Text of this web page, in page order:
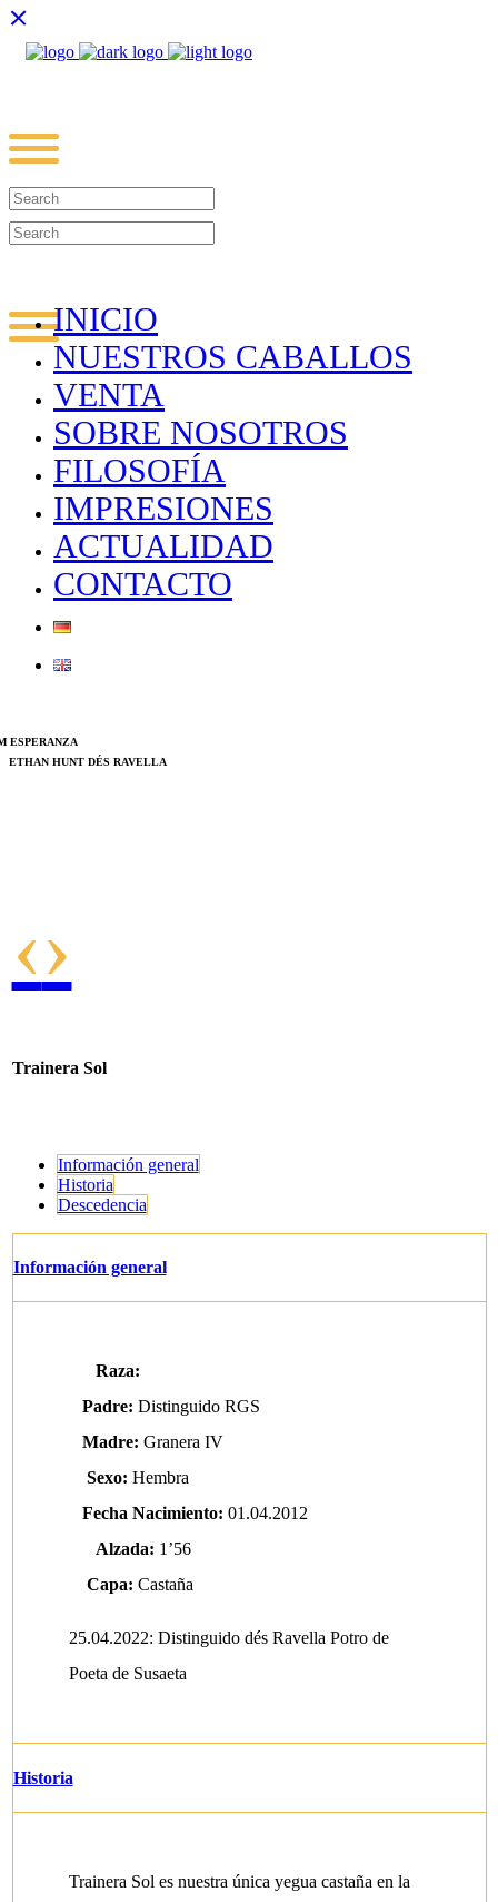
INICIO
NUESTROS CABALLOS
VENTA
SOBRE NOSOTROS
FILOSOFÍA
IMPRESIONES
ACTUALIDAD
CONTACTO
ESPERANZA
ETHAN HUNT DÉS RAVELLA
Trainera Sol
Información general
Historia
Descedencia
Información general
Raza:
Padre: Distinguido RGS
Madre: Granera IV
Sexo: Hembra
Fecha Nacimiento: 01.04.2012
Alzada: 1’56
Capa: Castaña
25.04.2022: Distinguido dés Ravella Potro de
Poeta de Susaeta
Historia
Trainera Sol es nuestra única yegua castaña en la